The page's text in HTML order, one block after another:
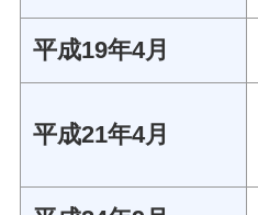
平成19年4月
平成21年4月